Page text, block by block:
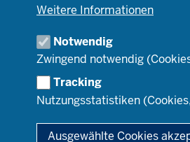
Weitere Informationen
Notwendig
Zwingend notwendig
Tracking
Nutzungsstatistiken
Ausgewählte Cookies
Justiziariat
Zentrale
Hinweisgeberstelle